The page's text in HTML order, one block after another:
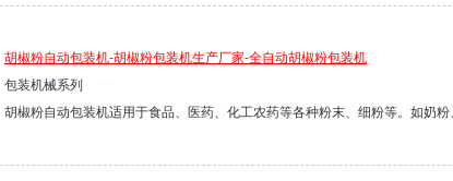
胡椒粉自动包装机-胡椒粉包装机生产厂家-全自动胡椒粉包装机
包装机械系列
胡椒粉自动包装机适用于食品、医药、化工农药等各种粉末、细粉等。如奶